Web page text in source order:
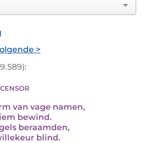
>
van vage namen,
bewind.
beraamden,
blind.